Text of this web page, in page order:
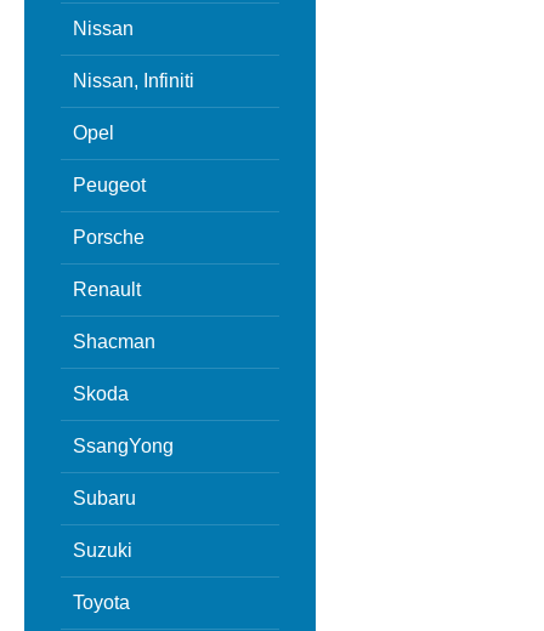
Nissan
Nissan, Infiniti
Opel
Peugeot
Porsche
Renault
Shacman
Skoda
SsangYong
Subaru
Suzuki
Toyota